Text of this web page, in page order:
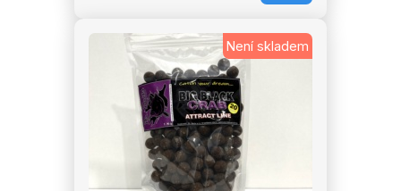
Není skladem